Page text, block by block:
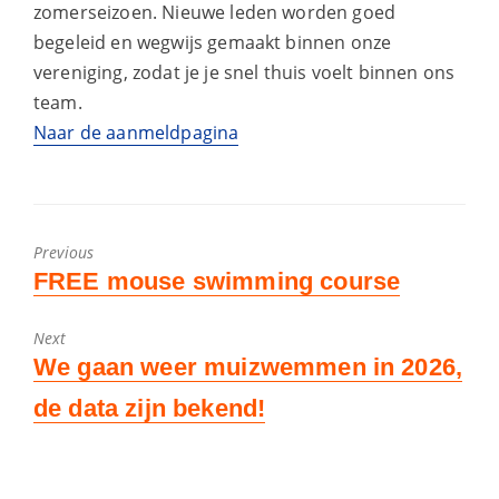
zomerseizoen. Nieuwe leden worden goed
begeleid en wegwijs gemaakt binnen onze
vereniging, zodat je je snel thuis voelt binnen ons
team.
Naar de aanmeldpagina
Previous
Previous
post:
FREE mouse swimming course
Next
Next
post:
We gaan weer muizwemmen in 2026,
de data zijn bekend!